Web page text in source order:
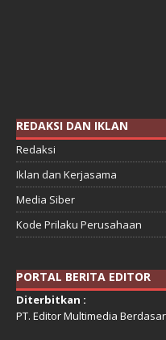
REDAKSI DAN IKLAN
Redaksi
Iklan dan Kerjasama
Media Siber
Kode Prilaku Perusahaan
PORTAL BERITA EDITOR
Diterbitkan :
PT. Editor Multimedia